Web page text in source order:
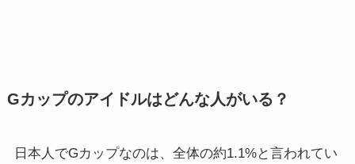
Gカップのアイドルはどんな人がいる？
日本人でGカップなのは、全体の約1.1%と言われてい